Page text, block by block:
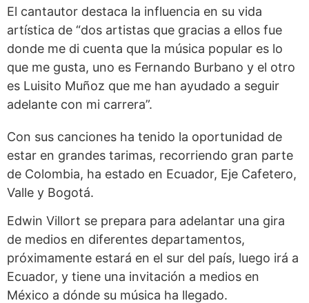
El cantautor destaca la influencia en su vida
artística de “dos artistas que gracias a ellos fue
donde me di cuenta que la música popular es lo
que me gusta, uno es Fernando Burbano y el otro
es Luisito Muñoz que me han ayudado a seguir
adelante con mi carrera”.
Con sus canciones ha tenido la oportunidad de
estar en grandes tarimas, recorriendo gran parte
de Colombia, ha estado en Ecuador, Eje Cafetero,
Valle y Bogotá.
Edwin Villort se prepara para adelantar una gira
de medios en diferentes departamentos,
próximamente estará en el sur del país, luego irá a
Ecuador, y tiene una invitación a medios en
México a dónde su música ha llegado.